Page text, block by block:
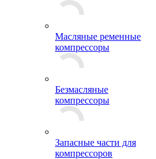
Масляные ременные
компрессоры
Безмасляные
компрессоры
Запасные части для
компрессоров